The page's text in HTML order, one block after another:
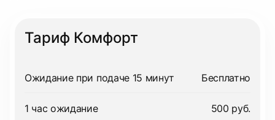
Тариф Комфорт
Ожидание при подаче 15 минут Бесплатно
1 час ожидание 500 руб.